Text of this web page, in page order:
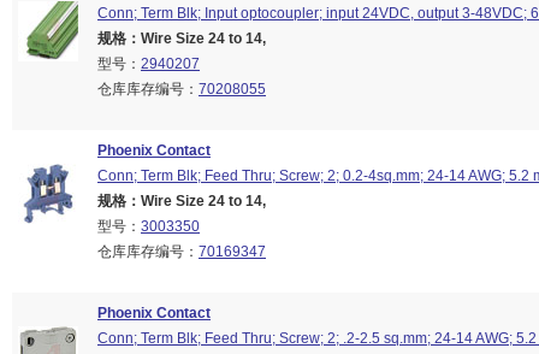
Conn; Term Blk; Input optocoupler; input 24VDC, output 3-48VDC;
规格：Wire Size 24 to 14,
型号： 2940207
仓库库存编号： 70208055
Phoenix Contact
Conn; Term Blk; Feed Thru; Screw; 2; 0.2-4sq.mm; 24-14 AWG; 5.2
规格：Wire Size 24 to 14,
型号： 3003350
仓库库存编号： 70169347
Phoenix Contact
Conn; Term Blk; Feed Thru; Screw; 2; .2-2.5 sq.mm; 24-14 AWG;